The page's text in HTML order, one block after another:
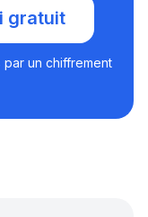
gratuit
un chiffrement